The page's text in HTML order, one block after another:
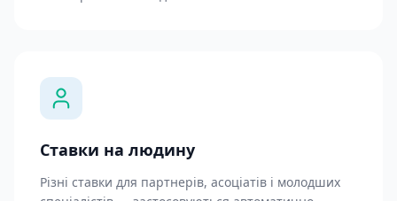
Ставки на людину
Різні ставки для партнерів, асоціатів і молодших